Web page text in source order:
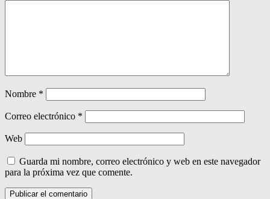
Nombre *
Correo electrónico *
Web
Guarda mi nombre, correo electrónico y web en este navegador
para la próxima vez que comente.